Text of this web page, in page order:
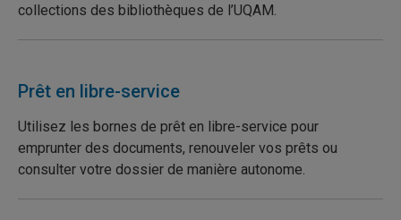
collections des bibliothèques de l’UQAM.
Prêt en libre-service
Utilisez les bornes de prêt en libre-service pour
emprunter des documents, renouveler vos prêts ou
consulter votre dossier de manière autonome.